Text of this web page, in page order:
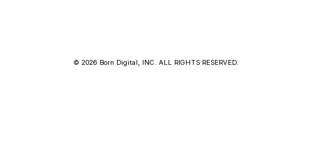
© 2026 Born Digital, INC. ALL RIGHTS RESERVED.